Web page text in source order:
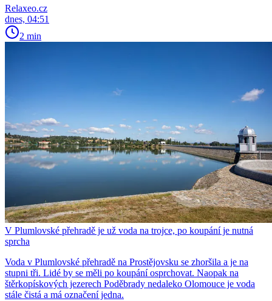
Relaxeo.cz
dnes, 04:51
2 min
V Plumlovské přehradě je už voda na trojce, po koupání je nutná
sprcha
Voda v Plumlovské přehradě na Prostějovsku se zhoršila a je na
stupni tři. Lidé by se měli po koupání osprchovat. Naopak na
štěrkopískových jezerech Poděbrady nedaleko Olomouce je voda
stále čistá a má označení jedna.